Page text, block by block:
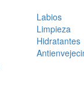
Labios
Limpieza
Hidratantes